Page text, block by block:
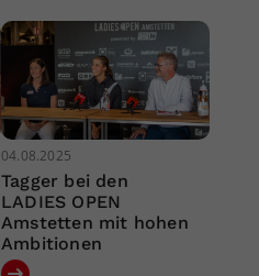
04.08.2025
Tagger bei den
LADIES OPEN
Amstetten mit hohen
Ambitionen